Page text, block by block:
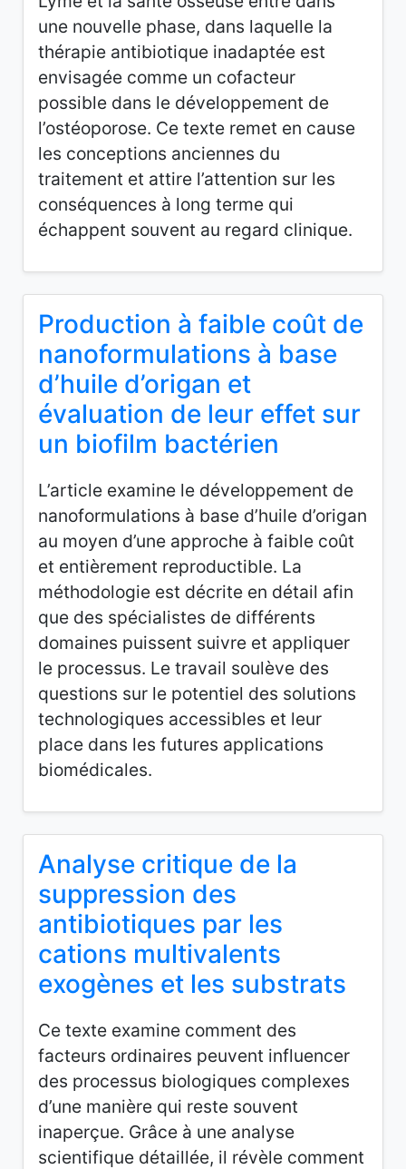
une nouvelle phase, dans laquelle la
thérapie antibiotique inadaptée est
envisagée comme un cofacteur
possible dans le développement de
l’ostéoporose. Ce texte remet en cause
les conceptions anciennes du
traitement et attire l’attention sur les
conséquences à long terme qui
échappent souvent au regard clinique.
Production à faible coût de
nanoformulations à base
d’huile d’origan et
évaluation de leur effet sur
un biofilm bactérien
L’article examine le développement de
nanoformulations à base d’huile d’origan
au moyen d’une approche à faible coût
et entièrement reproductible. La
méthodologie est décrite en détail afin
que des spécialistes de différents
domaines puissent suivre et appliquer
le processus. Le travail soulève des
questions sur le potentiel des solutions
technologiques accessibles et leur
place dans les futures applications
biomédicales.
Analyse critique de la
suppression des
antibiotiques par les
cations multivalents
exogènes et les substrats
Ce texte examine comment des
facteurs ordinaires peuvent influencer
des processus biologiques complexes
d’une manière qui reste souvent
inaperçue. Grâce à une analyse
scientifique détaillée, il révèle comment